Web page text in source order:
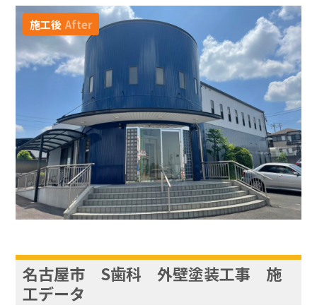
施工後 After
名古屋市 S歯科 外壁塗装工事 施
工データ